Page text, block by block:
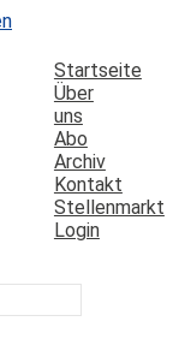
Startseite
Über
uns
Abo
Archiv
Kontakt
Stellenmarkt
Login